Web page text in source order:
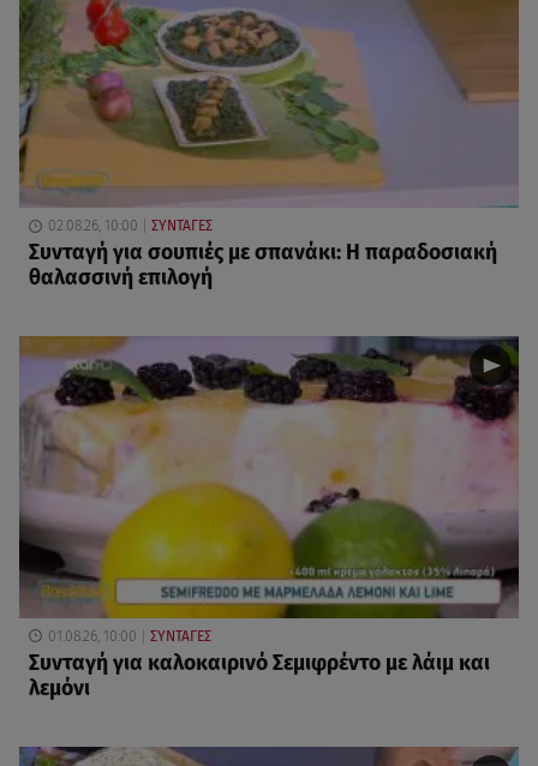
02.08.26, 10:00 ΣΥΝΤΑΓΕΣ
Συνταγή για σουπιές με σπανάκι: Η παραδοσιακή
θαλασσινή επιλογή
01.08.26, 10:00 ΣΥΝΤΑΓΕΣ
Συνταγή για καλοκαιρινό Σεμιφρέντο με λάιμ και
λεμόνι